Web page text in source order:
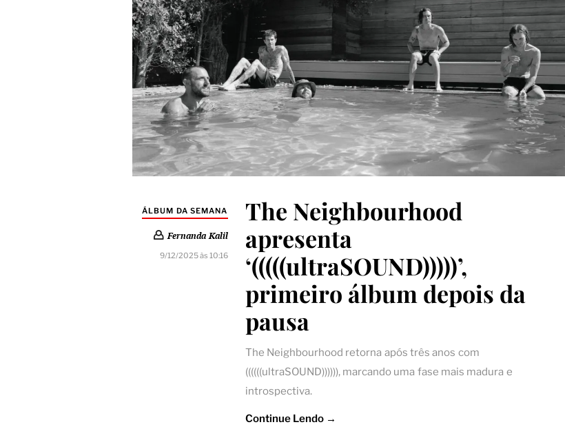
ÁLBUM DA SEMANA
Fernanda Kalil
9/12/2025 às 10:16
The Neighbourhood
apresenta
‘(((((ultraSOUND)))))’,
primeiro álbum depois da
pausa
The Neighbourhood retorna após três anos com
((((((ultraSOUND)))))), marcando uma fase mais madura e
introspectiva.
Continue Lendo →